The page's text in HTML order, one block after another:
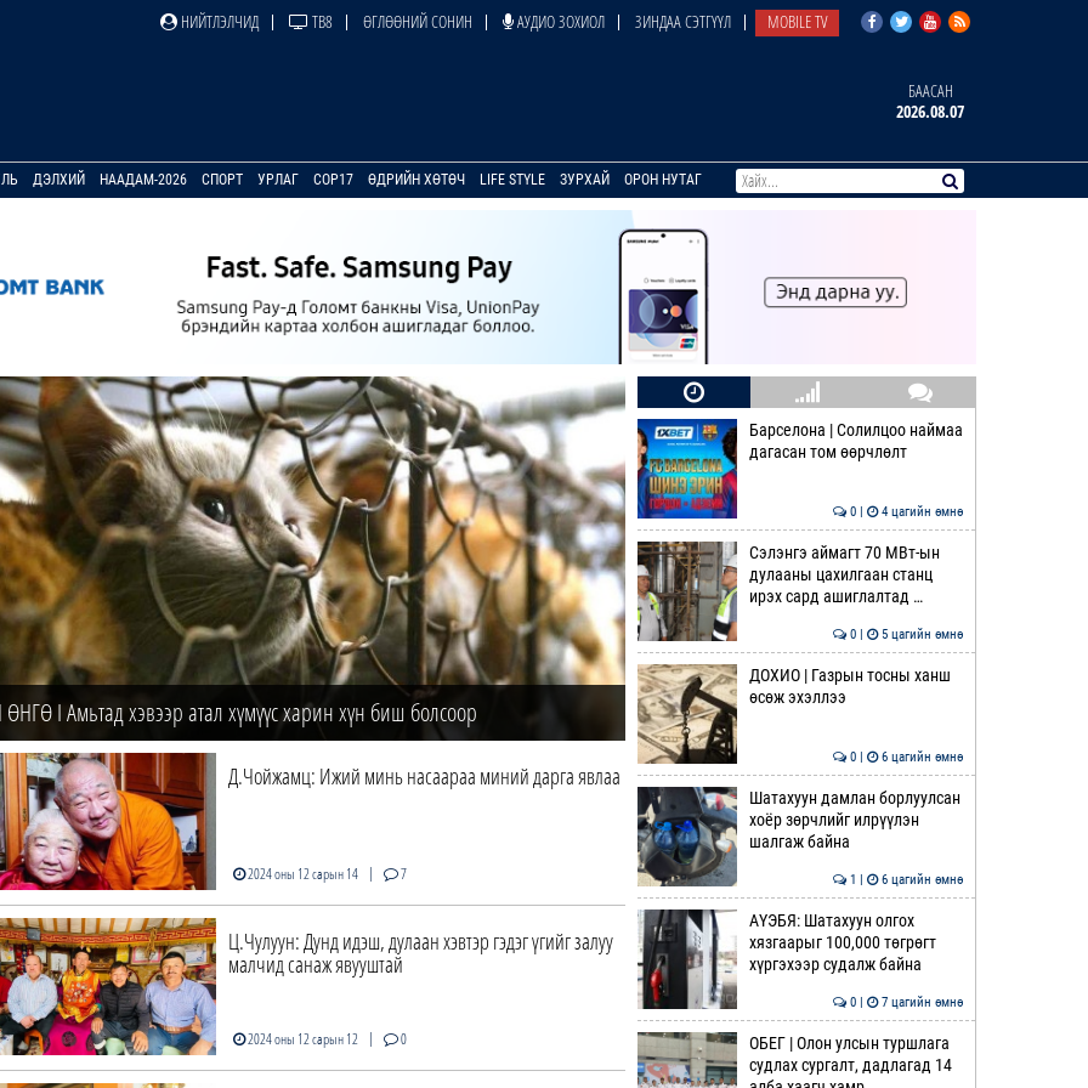
НИЙТЛЭЛЧИД ТВ8 ӨГЛӨӨНИЙ СОНИН АУДИО ЗОХИОЛ ЗИНДАА СЭТГҮҮЛ MOBILE TV
БААСАН
2026.08.07
ДЭЛХИЙ НААДАМ-2026 СПОРТ УРЛАГ COP17 ӨДРИЙН ХӨТӨЧ LIFE STYLE ЗУРХАЙ ОРОН НУТАГ
I Амьтад хэвээр атал хүмүүс харин хүн биш болсоор
Д.Чойжамц: Ижий минь насаараа миний дарга явлаа
2024 оны 12 сарын 14 | 7
Ц.Чулуун: Дунд идэш, дулаан хэвтэр гэдэг үгийг залуу
малчид санаж явууштай
2024 оны 12 сарын 12 | 0
Барселона | Солилцоо наймаа
дагасан том өөрчлөлт
0 | 4 цагийн өмнө
Сэлэнгэ аймагт 70 МВт-ын
дулааны цахилгаан станц
ирэх сард ашиглалтад …
0 | 5 цагийн өмнө
ДОХИО | Газрын тосны ханш
өсөж эхэллээ
0 | 6 цагийн өмнө
Шатахуун дамлан борлуулсан
хоёр зөрчлийг илрүүлэн
шалгаж байна
1 | 6 цагийн өмнө
АҮЭБЯ: Шатахуун олгох
хязгаарыг 100,000 төгрөгт
хүргэхээр судалж байна
0 | 7 цагийн өмнө
ОБЕГ | Олон улсын туршлага
судлах сургалт, дадлагад 14